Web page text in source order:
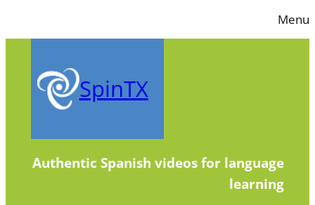
to
Menu
SpinTX
Authentic Spanish videos for language
learning